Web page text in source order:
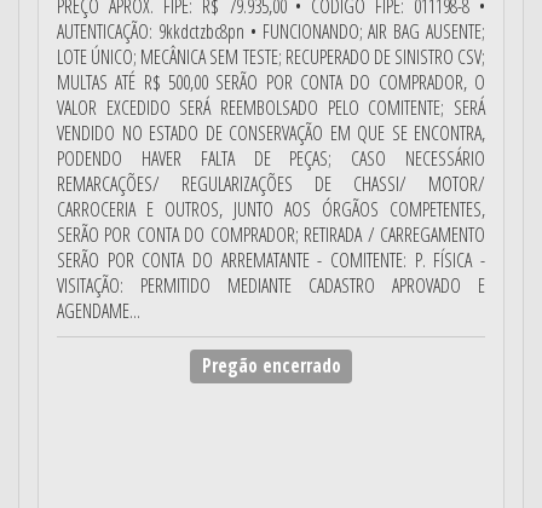
PREÇO APROX. FIPE: R$ 79.935,00 • CÓDIGO FIPE: 011198-8 •
AUTENTICAÇÃO: 9kkdctzbc8pn • FUNCIONANDO; AIR BAG AUSENTE;
LOTE ÚNICO; MECÂNICA SEM TESTE; RECUPERADO DE SINISTRO CSV;
MULTAS ATÉ R$ 500,00 SERÃO POR CONTA DO COMPRADOR, O
VALOR EXCEDIDO SERÁ REEMBOLSADO PELO COMITENTE; SERÁ
VENDIDO NO ESTADO DE CONSERVAÇÃO EM QUE SE ENCONTRA,
PODENDO HAVER FALTA DE PEÇAS; CASO NECESSÁRIO
REMARCAÇÕES/ REGULARIZAÇÕES DE CHASSI/ MOTOR/
CARROCERIA E OUTROS, JUNTO AOS ÓRGÃOS COMPETENTES,
SERÃO POR CONTA DO COMPRADOR; RETIRADA / CARREGAMENTO
SERÃO POR CONTA DO ARREMATANTE - COMITENTE: P. FÍSICA -
VISITAÇÃO: PERMITIDO MEDIANTE CADASTRO APROVADO E
AGENDAME...
Pregão encerrado